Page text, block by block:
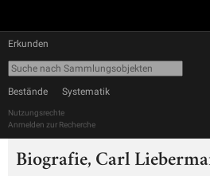
Erkunden
Bestände Systematik
Nutzungsrechte
Anmelden zur Recherche
Biografie, Carl